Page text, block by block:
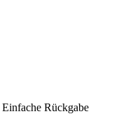
Einfache Rückgabe